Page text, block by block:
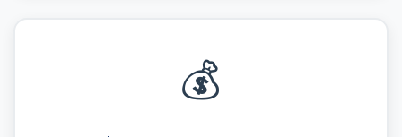
💰